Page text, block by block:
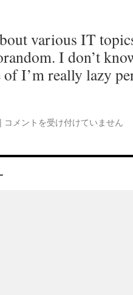
出
す
Ruby
various IT
I don’t
I’m really lazy
| Blog
設
コメントを受け付けていません